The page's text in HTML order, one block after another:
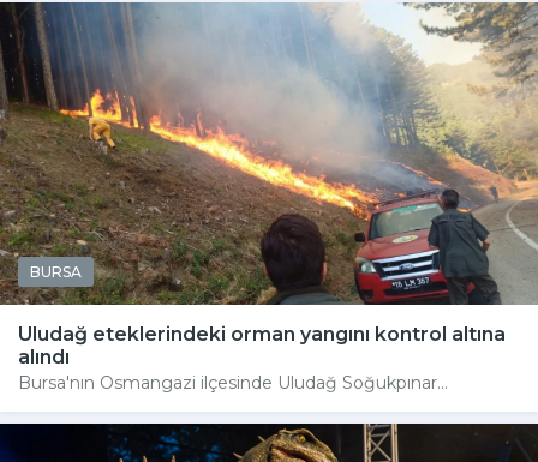
BURSA
Uludağ eteklerindeki orman yangını kontrol altına
alındı
Bursa'nın Osmangazi ilçesinde Uludağ Soğukpınar...